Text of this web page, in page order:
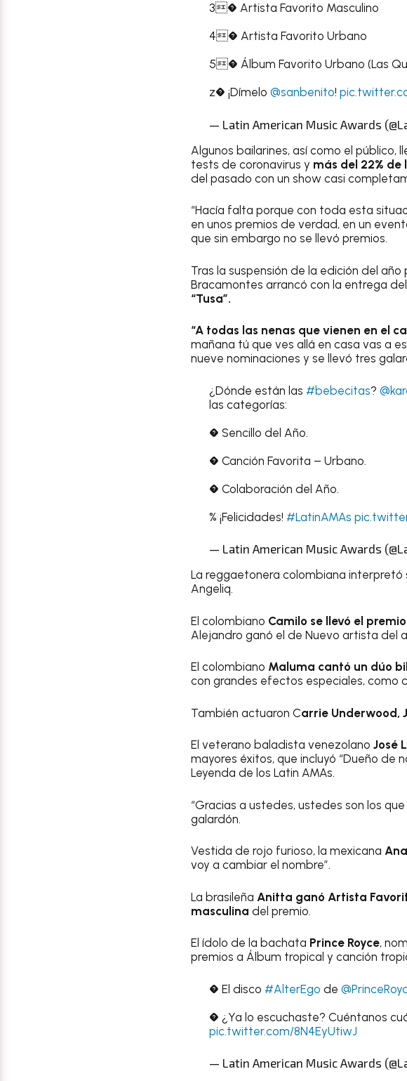
3� Artista Favorito Masculino
4� Artista Favorito Urbano
5� Álbum Favorito Urbano (Las
z� ¡Dímelo @sanbenito!
— Latin American Music Awards
Algunos bailarines, así como el público,
tests de coronavirus y más del 22%
del pasado con un show casi
“Hacía falta porque con toda esta
en unos premios de verdad, en un
que sin embargo no se llevó premios.
Tras la suspensión de la edición del
Bracamontes arrancó con la entrega
“Tusa”.
“A todas las nenas que vienen en el
mañana tú que ves allá en casa vas a
nueve nominaciones y se llevó tres
¿Dónde están las #bebecitas?
las categorías:
� Sencillo del Año.
� Canción Favorita – Urbano.
� Colaboración del Año.
% ¡Felicidades! #LatinAMAs
— Latin American Music Awards
La reggaetonera colombiana interpretó
Angeliq.
El colombiano Camilo se llevó el
Alejandro ganó el de Nuevo artista del
El colombiano Maluma cantó un dúo
con grandes efectos especiales, como
También actuaron Carrie Underwood,
El veterano baladista venezolano José
mayores éxitos, que incluyó “Dueño de
Leyenda de los Latin AMAs.
“Gracias a ustedes, ustedes son los
galardón.
Vestida de rojo furioso, la mexicana
voy a cambiar el nombre”.
La brasileña Anitta ganó Artista
masculina del premio.
El ídolo de la bachata Prince Royce,
premios a Álbum tropical y canción
� El disco #AlterEgo de
� ¿Ya lo escuchaste? Cuéntanos
pic.twitter.com/8N4EyUtiwJ
— Latin American Music Awards